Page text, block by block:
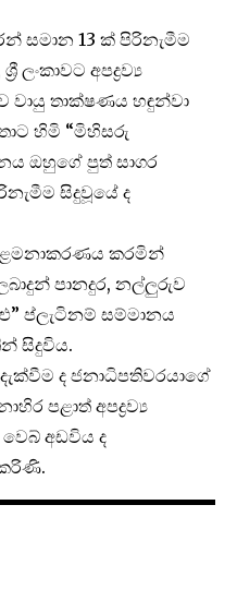
සමාන 13 ක් පිරිනැමීම
ලංකාවට අපද්‍රව්‍ය
තාක්ෂණය හඳුන්වා
හිමි “මිහිසරු
ඔහුගේ පුත් සාගර
සිදුවූයේ ද
කරමින්
පානදුර, නල්ලුරුව
ප්ලැටිනම් සම්මානය
සිදුවිය.
ද ජනාධිපතිවරයාගේ
පළාත් අපද්‍රව්‍ය
අඩවිය ද